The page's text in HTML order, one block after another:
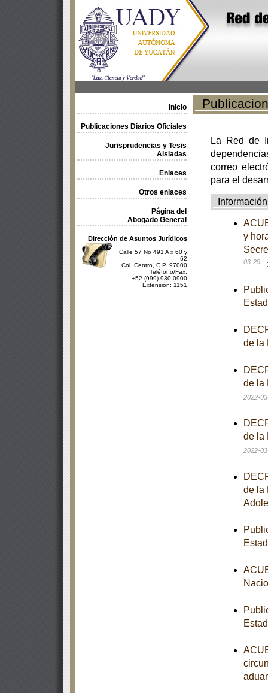
Inicio
Publicaciones Diarios Oficiales
Jurisprudencias y Tesis
Aisladas
Enlaces
Otros enlaces
Página del
Abogado General
Dirección de Asuntos Jurídicos
Calle 57 No 491 A x 60 y
62
Col. Centro, C.P. 97000
Teléfono/Fax:
+52 (999) 930-0900
Extensión: 1151
La Red de
correo
para el
Información
y
03-29
de la
de la
2022-
de la
2022-
de la